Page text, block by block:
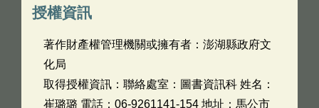
授權資訊
著作財產權管理機關或擁有者：澎湖縣政府文
化局
取得授權資訊：聯絡處室：圖書資訊科 姓名：
崔璐璐 電話：06-9261141-154 地址：馬公市